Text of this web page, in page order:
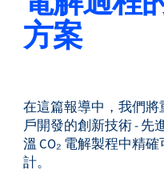
產品
方案
在這篇報導中，我們
戶開發的創新技術 - 先
溫 CO₂ 電解製程中精
計。